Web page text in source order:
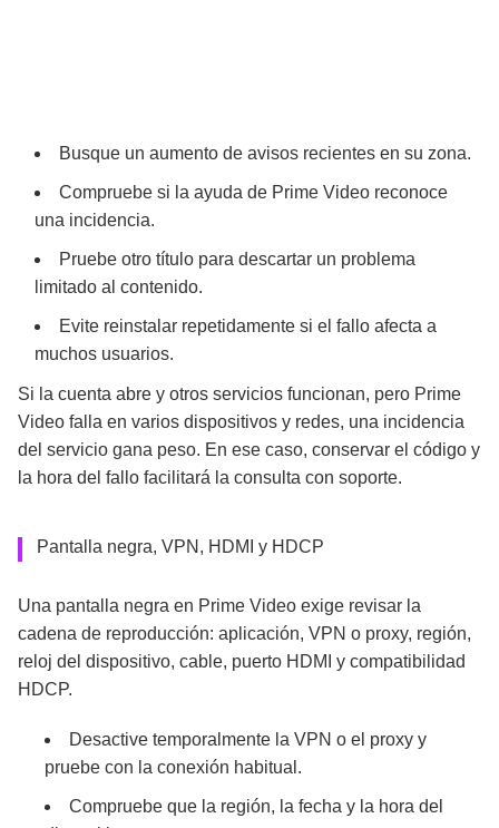
Busque un aumento de avisos recientes en su zona.
Compruebe si la ayuda de Prime Video reconoce
una incidencia.
Pruebe otro título para descartar un problema
limitado al contenido.
Evite reinstalar repetidamente si el fallo afecta a
muchos usuarios.
Si la cuenta abre y otros servicios funcionan, pero Prime
Video falla en varios dispositivos y redes, una incidencia
del servicio gana peso. En ese caso, conservar el código y
la hora del fallo facilitará la consulta con soporte.
Pantalla negra, VPN, HDMI y HDCP
Una pantalla negra en Prime Video exige revisar la
cadena de reproducción: aplicación, VPN o proxy, región,
reloj del dispositivo, cable, puerto HDMI y compatibilidad
HDCP.
Desactive temporalmente la VPN o el proxy y
pruebe con la conexión habitual.
Compruebe que la región, la fecha y la hora del